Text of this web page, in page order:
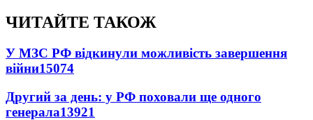
ЧИТАЙТЕ ТАКОЖ
У МЗС РФ відкинули можливість завершення
війни15074
Другий за день: у РФ поховали ще одного
генерала13921